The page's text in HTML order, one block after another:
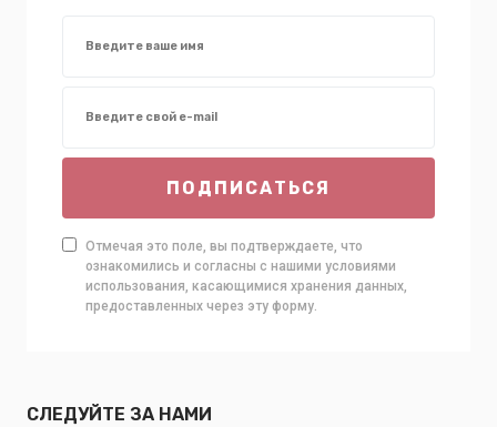
ПОДПИСАТЬСЯ
Отмечая это поле, вы подтверждаете, что
ознакомились и согласны с нашими условиями
использования, касающимися хранения данных,
предоставленных через эту форму.
СЛЕДУЙТЕ ЗА НАМИ